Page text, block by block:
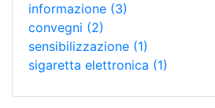
informazione (3)
convegni (2)
sensibilizzazione (1)
sigaretta elettronica (1)